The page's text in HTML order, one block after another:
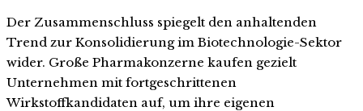
Der Zusammenschluss spiegelt den anhaltenden
Trend zur Konsolidierung im Biotechnologie-Sektor
wider. Große Pharmakonzerne kaufen gezielt
Unternehmen mit fortgeschrittenen
Wirkstoffkandidaten auf, um ihre eigenen